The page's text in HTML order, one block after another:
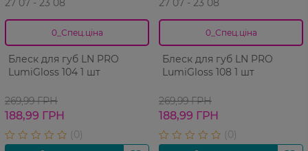
27 07 - 23 08
0_Спец.ціна
Блеск для губ LN PRO
LumiGloss 104 1 шт
269,99 ГРН
188,99 ГРН
27 07 - 23 08
0_Спец.ціна
Блеск для губ LN PRO
LumiGloss 108 1 шт
269,99 ГРН
188,99 ГРН